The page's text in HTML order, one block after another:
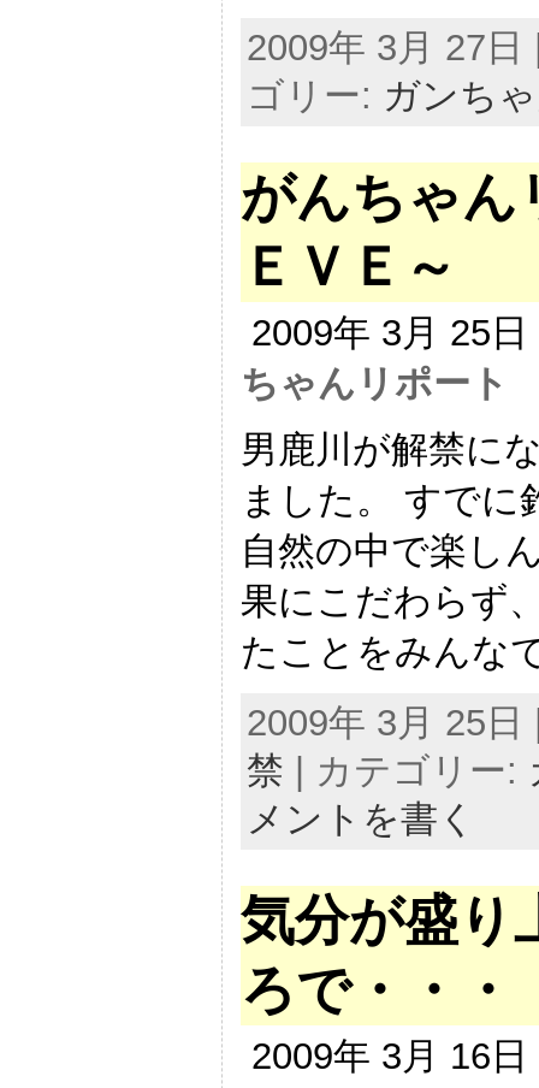
2009年 3月 27
ゴリー: ガンち
がんちゃ
ＥＶＥ～
2009年 3月 25
ちゃんリポート
男鹿川が解禁に
ました。 すでに
自然の中で楽し
果にこだわらず
たことをみん
2009年 3月 25
禁 | カテゴリー:
メントを書く
気分が盛り
ろで・・・
2009年 3月 16